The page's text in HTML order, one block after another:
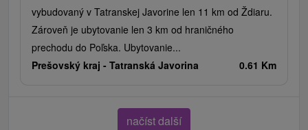
vybudovaný v Tatranskej Javorine len 11 km od Ždiaru.
Zároveň je ubytovanie len 3 km od hraničného
prechodu do Poľska. Ubytovanie...
Prešovský kraj - Tatranská Javorina 0.61 Km
načíst další